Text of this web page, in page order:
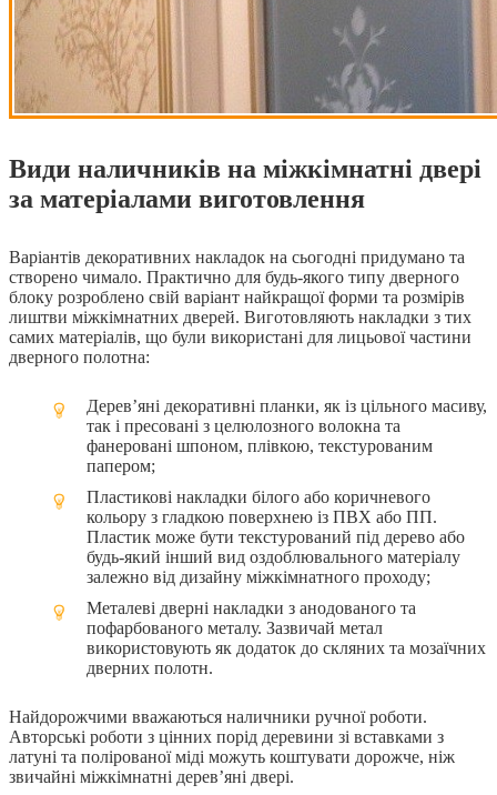
Види наличників на міжкімнатні двері
за матеріалами виготовлення
Варіантів декоративних накладок на сьогодні придумано та
створено чимало. Практично для будь-якого типу дверного
блоку розроблено свій варіант найкращої форми та розмірів
лиштви міжкімнатних дверей. Виготовляють накладки з тих
самих матеріалів, що були використані для лицьової частини
дверного полотна:
Дерев’яні декоративні планки, як із цільного масиву,
так і пресовані з целюлозного волокна та
фанеровані шпоном, плівкою, текстурованим
папером;
Пластикові накладки білого або коричневого
кольору з гладкою поверхнею із ПВХ або ПП.
Пластик може бути текстурований під дерево або
будь-який інший вид оздоблювального матеріалу
залежно від дизайну міжкімнатного проходу;
Металеві дверні накладки з анодованого та
пофарбованого металу. Зазвичай метал
використовують як додаток до скляних та мозаїчних
дверних полотн.
Найдорожчими вважаються наличники ручної роботи.
Авторські роботи з цінних порід деревини зі вставками з
латуні та полірованої міді можуть коштувати дорожче, ніж
звичайні міжкімнатні дерев’яні двері.